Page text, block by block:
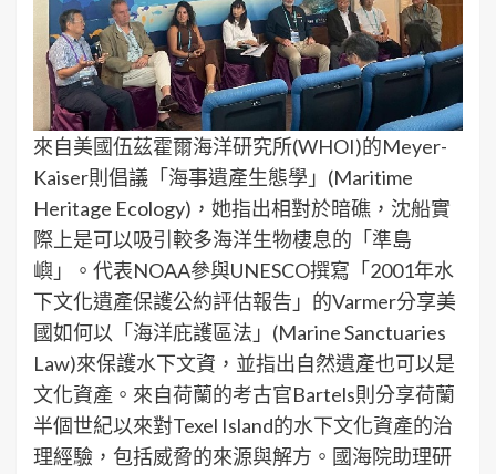
來自美國伍茲霍爾海洋研究所(WHOI)的Meyer-
Kaiser則倡議「海事遺產生態學」(Maritime
Heritage Ecology)，她指出相對於暗礁，沈船實
際上是可以吸引較多海洋生物棲息的「準島
嶼」。代表NOAA參與UNESCO撰寫「2001年水
下文化遺產保護公約評估報告」的Varmer分享美
國如何以「海洋庇護區法」(Marine Sanctuaries
Law)來保護水下文資，並指出自然遺產也可以是
文化資產。來自荷蘭的考古官Bartels則分享荷蘭
半個世紀以來對Texel Island的水下文化資產的治
理經驗，包括威脅的來源與解方。國海院助理研